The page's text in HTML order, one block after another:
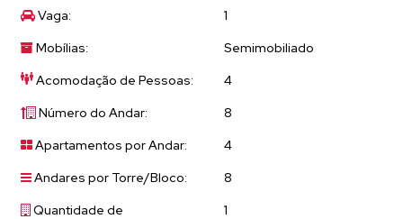
Sonhos Realizados!!!
Vaga:
1
Mobílias:
Semimobiliado
Acomodação de Pessoas:
4
Número do Andar:
8
Apartamentos por Andar:
4
Andares por Torre/Bloco:
8
Quantidade de
1